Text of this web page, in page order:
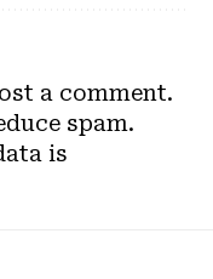
a comment.
spam.
is